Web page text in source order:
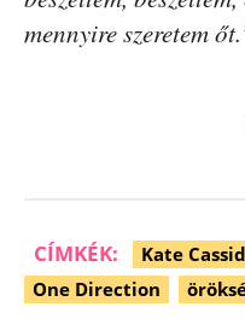
mennyire szeretem
CÍMKÉK: Kate
One Direction